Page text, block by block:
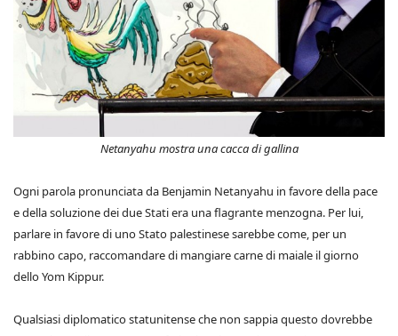
Netanyahu mostra una cacca di gallina
Ogni parola pronunciata da Benjamin Netanyahu in favore della pace
e della soluzione dei due Stati era una flagrante menzogna. Per lui,
parlare in favore di uno Stato palestinese sarebbe come, per un
rabbino capo, raccomandare di mangiare carne di maiale il giorno
dello Yom Kippur.
Qualsiasi diplomatico statunitense che non sappia questo dovrebbe